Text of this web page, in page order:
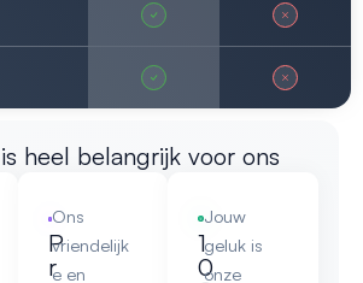
heel belangrijk voor ons
P
r
Ons
vriendelijk
e en
1
0
Jouw
geluk is
onze